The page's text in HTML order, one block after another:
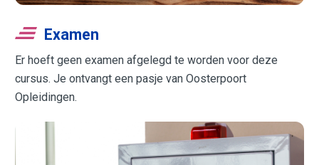
Examen
Er hoeft geen examen afgelegd te worden voor deze
cursus. Je ontvangt een pasje van Oosterpoort
Opleidingen.